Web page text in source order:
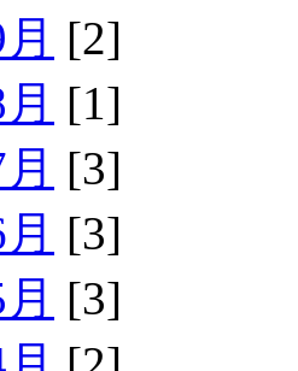
[2]
[1]
[3]
[3]
[3]